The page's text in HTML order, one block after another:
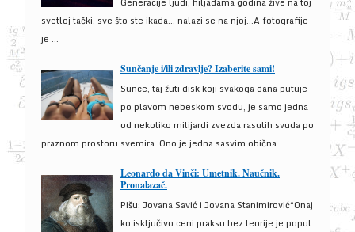
svetloj tački, sve što ste ikada… nalazi se na njoj…A fotografije
je ...
Sunčanje i/ili zdravlje? Izaberite sami!
Sunce, taj žuti disk koji svakoga dana putuje
po plavom nebeskom svodu, je samo jedna
od nekoliko milijardi zvezda rasutih svuda po
praznom prostoru svemira. Ono je jedna sasvim obična ...
Leonardo da Vinči: Umetnik. Naučnik.
Pronalazač.
Pišu: Jovana Savić i Jovana Stanimirović“Onaj
ko isključivo ceni praksu bez teorije je poput